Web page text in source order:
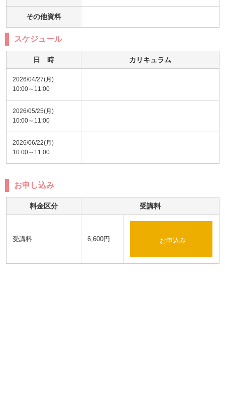
その他資料
スケジュール
日 時 カリキュラム
2026/04/27(月)
10:00～11:00
2026/05/25(月)
10:00～11:00
2026/06/22(月)
10:00～11:00
お申し込み
料金区分 受講料
受講料 6,600円 お申込み